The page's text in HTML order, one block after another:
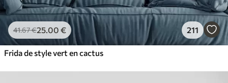
41.67€25.00 € 211
Frida de style vert en cactus